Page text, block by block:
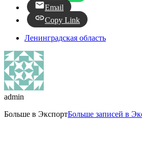
Email
Copy Link
Ленинградская область
admin
Больше в ЭкспортБольше записей в